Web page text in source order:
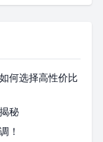
何选择高性价比
秘
！